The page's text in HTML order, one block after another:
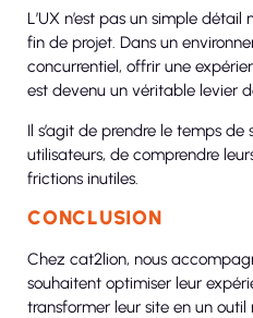
L’UX n’est pas un simple
fin de projet. Dans un
concurrentiel, offrir une
est devenu un véritable levier
Il s’agit de prendre le temps
utilisateurs, de comprendre
frictions inutiles.
CONCLUSION
Chez cat2lion, nous
souhaitent optimiser leur
transformer leur site en un